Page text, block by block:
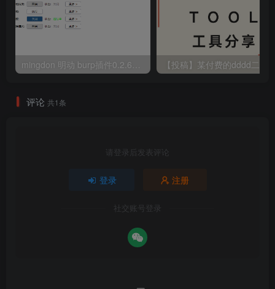
mingdon 明动 burp插件0.2.6版本 本地时间校验去除版
评论 共1条
请登录后发表评论
登录 注册
社交账号登录